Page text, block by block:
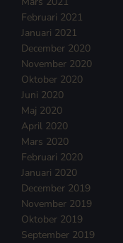
Februari 2021
Januari 2021
December 2020
November 2020
Oktober 2020
Juni 2020
Maj 2020
April 2020
Mars 2020
Februari 2020
Januari 2020
December 2019
November 2019
Oktober 2019
September 2019